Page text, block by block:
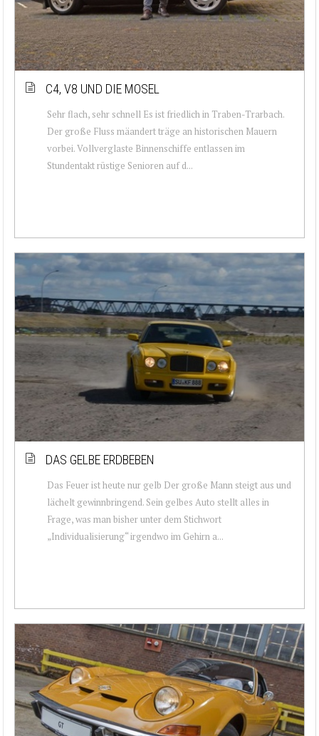
C4, V8 UND DIE MOSEL
Sehr flach, sehr schnell Es ist friedlich in Traben-Trarbach.
Der große Fluss mäandert träge an historischen Mauern
vorbei. Vollverglaste Binnenschiffe entlassen im
Stundentakt rüstige Senioren auf d...
DAS GELBE ERDBEBEN
Das Feuer ist heute nur gelb Der große Mann steigt aus und
lächelt gewinnbringend. Sein gelbes Auto stellt alles in
Frage, was man bisher unter dem Stichwort
„Individualisierung“ irgendwo im Gehirn a...